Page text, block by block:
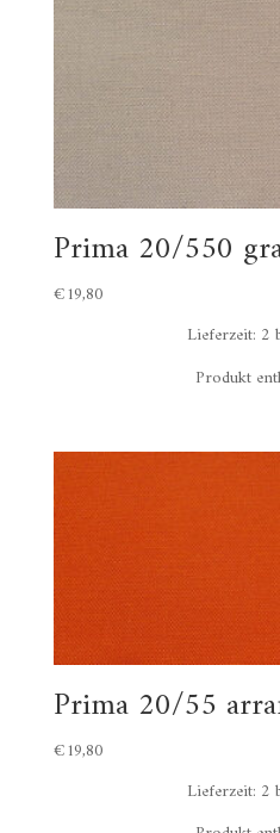
Prima 20/550
€19,80
Lieferzeit: 2
Produkt
Prima 20/55
€19,80
Lieferzeit: 2